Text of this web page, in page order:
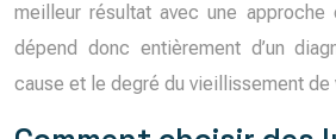
meilleur résultat avec une approche
dépend donc entièrement d’un
cause et le degré du vieillissement de